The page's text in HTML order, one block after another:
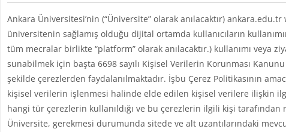
Ankara Üniversitesi’nin (“Üniversite” olarak anılacaktır)
üniversitenin sağlamış olduğu dijital ortamda kullanıcıların
tüm mecralar birlikte “platform” olarak anılacaktır.) kullanımı veya
sunabilmek için başta 6698 sayılı Kişisel Verilerin Korunması
şekilde çerezlerden faydalanılmaktadır. İşbu Çerez Politikasının
kişisel verilerin işlenmesi halinde elde edilen kişisel verilere ilişkin
hangi tür çerezlerin kullanıldığı ve bu çerezlerin ilgili kişi
Üniversite, gerekmesi durumunda sitede ve alt uzantılarındaki